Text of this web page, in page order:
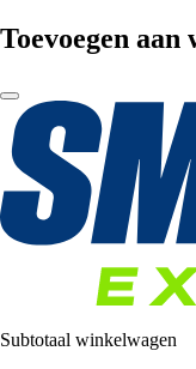
Toevoegen aan
Subtotaal winkelwagen